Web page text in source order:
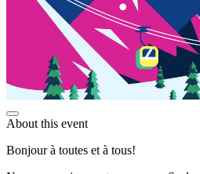
About this event
Bonjour à toutes et à tous!